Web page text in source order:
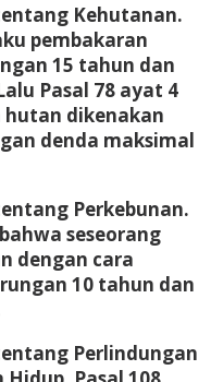
Kehutanan.
pembakaran
15 tahun dan
Pasal 78 ayat 4
hutan dikenakan
denda maksimal
Perkebunan.
seseorang
dengan cara
10 tahun dan
Perlindungan